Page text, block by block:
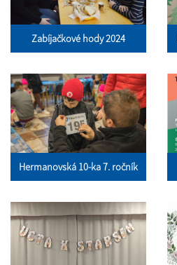
Zabíjačkové hody 2024
Hermanovská 10-ka 7. ročník